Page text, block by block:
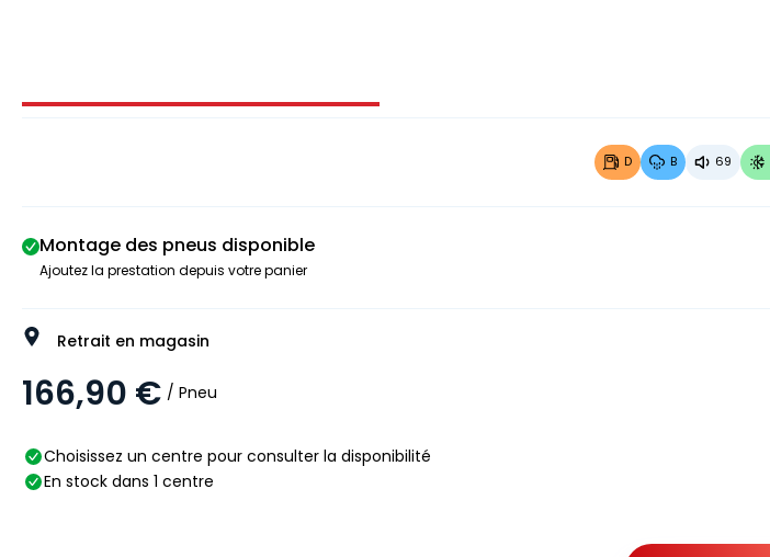
Image 1 sur 3
D B 69
Montage des pneus disponible
Ajoutez la prestation depuis votre panier
Retrait en magasin
166,90 € / Pneu
Choisissez un centre pour consulter la disponibilité
En stock dans 1 centre